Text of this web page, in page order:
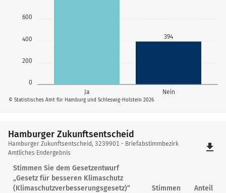
0
200
400
600
Ja Nein
394
© Statistisches Amt für Hamburg und Schleswig-Holstein 2026
Hamburger Zukunftsentscheid
Hamburger
Zukunftsentscheid
Hamburger Zukunftsentscheid, 3239901 - Briefabstimmbezirk
Amtliches Endergebnis
file_download
Stimmen Sie dem Gesetzentwurf
„Gesetz für besseren Klimaschutz
(Klimaschutzverbesserungsgesetz)“
Stimmen Anteil